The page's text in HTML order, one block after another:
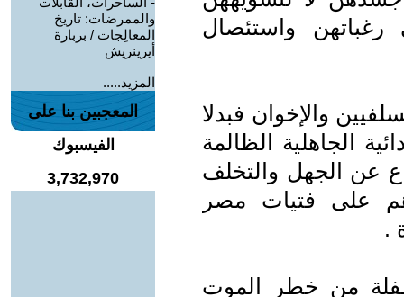
واستئصال
والإخوان فبدلا
الجاهلية الظالمة
عن الجهل والتخلف
على فتيات مصر
.
من خطر الموت
والممرضات: تاريخ
المعالِجات / بربارة
أيرينريش
المزيد.....
المعجبين بنا على
الفيسبوك
3,732,970